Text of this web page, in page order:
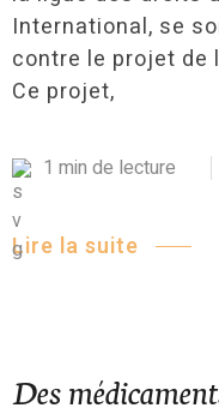
International, se
contre le projet de
Ce projet,
1 min de lecture
Lire la suite
Des